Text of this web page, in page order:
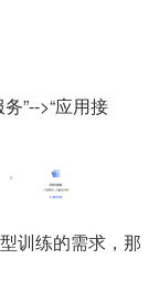
”-->“应用接
训练的需求，那